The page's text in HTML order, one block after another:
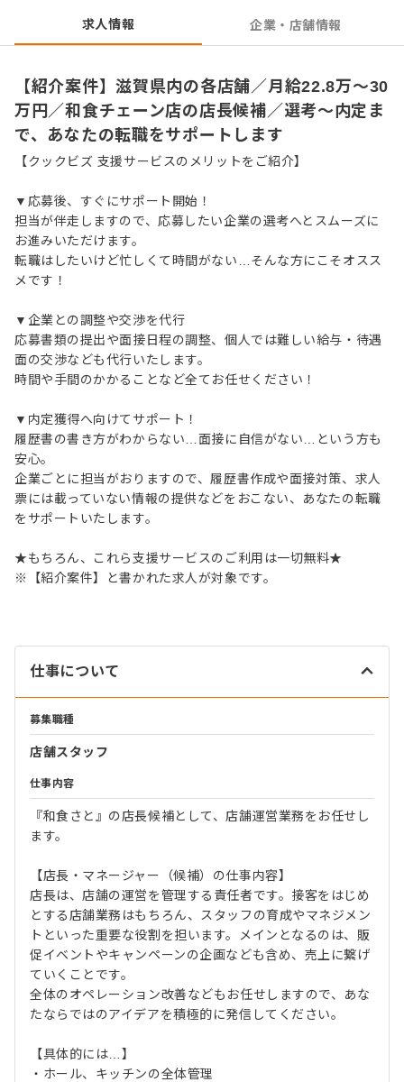
求人情報 企業・店舗情報
【紹介案件】滋賀県内の各店舗／月給22.8万～30
万円／和食チェーン店の店長候補／選考～内定ま
で、あなたの転職をサポートします
【クックビズ 支援サービスのメリットをご紹介】
▼応募後、すぐにサポート開始！
担当が伴走しますので、応募したい企業の選考へとスムーズに
お進みいただけます。
転職はしたいけど忙しくて時間がない…そんな方にこそオスス
メです！
▼企業との調整や交渉を代行
応募書類の提出や面接日程の調整、個人では難しい給与・待遇
面の交渉なども代行いたします。
時間や手間のかかることなど全てお任せください！
▼内定獲得へ向けてサポート！
履歴書の書き方がわからない…面接に自信がない…という方も
安心。
企業ごとに担当がおりますので、履歴書作成や面接対策、求人
票には載っていない情報の提供などをおこない、あなたの転職
をサポートいたします。
★もちろん、これら支援サービスのご利用は一切無料★
※【紹介案件】と書かれた求人が対象です。
仕事について
募集職種
店舗スタッフ
仕事内容
『和食さと』の店長候補として、店舗運営業務をお任せし
ます。
【店長・マネージャー（候補）の仕事内容】
店長は、店舗の運営を管理する責任者です。接客をはじめ
とする店舗業務はもちろん、スタッフの育成やマネジメン
トといった重要な役割を担います。メインとなるのは、販
促イベントやキャンペーンの企画なども含め、売上に繋げ
ていくことです。
全体のオペレーション改善などもお任せしますので、あな
たならではのアイデアを積極的に発信してください。
【具体的には…】
・ホール、キッチンの全体管理